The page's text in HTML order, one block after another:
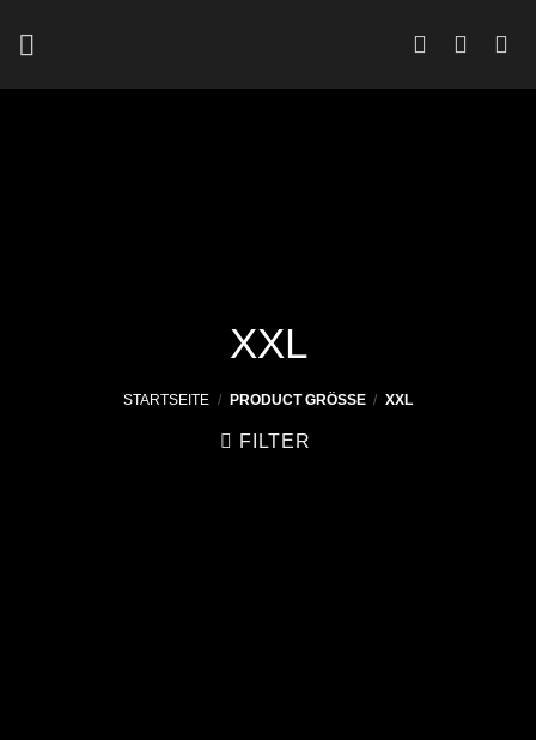
Inhalt
XXL
STARTSEITE / PRODUCT GRÖSSE / XXL
FILTER